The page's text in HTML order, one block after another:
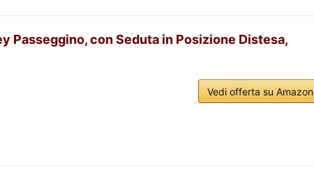
Passeggino, con Seduta in Posizione Distesa,
Vedi offerta su Amazon